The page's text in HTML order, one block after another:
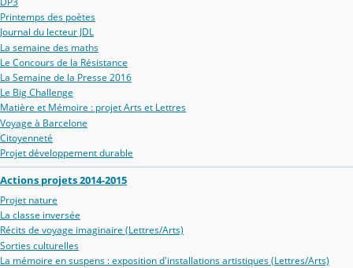
Printemps des poètes
Journal du lecteur JDL
La semaine des maths
Le Concours de la Résistance
La Semaine de la Presse 2016
Le Big Challenge
Matière et Mémoire : projet Arts et Lettres
Voyage à Barcelone
Citoyenneté
Projet développement durable
Actions projets 2014-2015
Projet nature
La classe inversée
Récits de voyage imaginaire (Lettres/Arts)
Sorties culturelles
La mémoire en suspens : exposition d'installations artistiques (Lettres/Arts)